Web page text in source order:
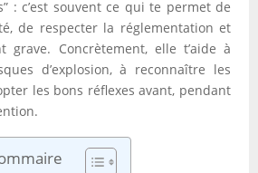
: c’est souvent ce qui te permet de
de respecter la réglementation et
grave. Concrètement, elle t’aide à
d’explosion, à reconnaître les
les bons réflexes avant, pendant